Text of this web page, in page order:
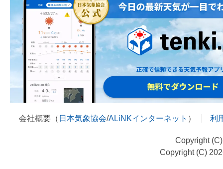
会社概要（ 日本気象協会/ALiNKインターネット ） 利
Copyright
Copyright (C)